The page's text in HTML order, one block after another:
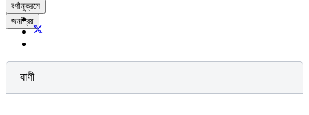
বর্ণানুক্রমে
জনপ্রিয়
বাণী